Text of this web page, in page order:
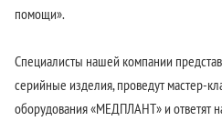
помощи».
Специалисты нашей компании
серийные изделия, проведут мастер-
оборудования «МЕДПЛАНТ» и ответят